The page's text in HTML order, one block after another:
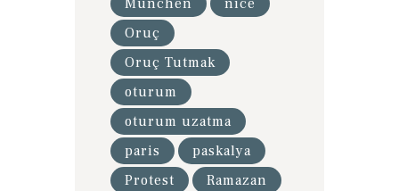
München
nice
Oruç
Oruç Tutmak
oturum
oturum uzatma
paris
paskalya
Protest
Ramazan